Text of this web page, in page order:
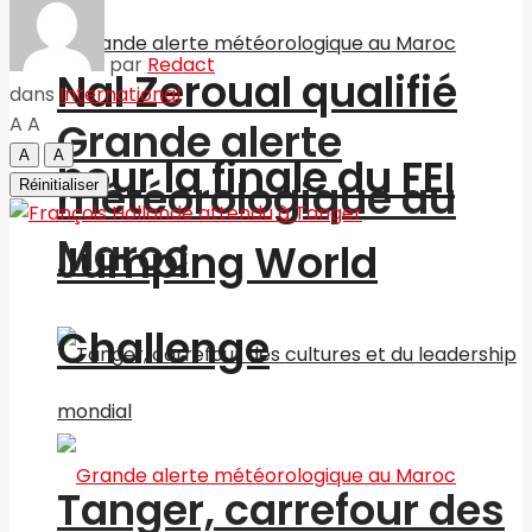
Grande alerte
météorologique au
Maroc
Tanger, carrefour des
Nal Zeroual qualifié
pour la finale du FEI
Jumping World
Challenge
par Redact
dans International
A A
A
A
Réinitialiser